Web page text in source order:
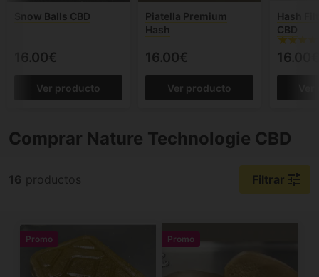
Snow Balls CBD
16.00€
Ver producto
Piatella Premium
Hash
16.00€
Ver producto
Hash
CBD
16.00€
Comprar Nature Technologie CBD
16 productos Filtrar tune
Promo Promo